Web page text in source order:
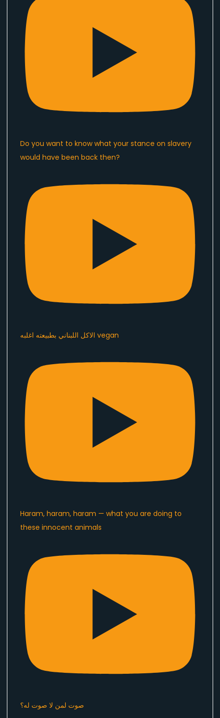
Do you want to know what your stance on slavery
would have been back then?
الاكل اللبناني بطبيعته اغلبه vegan
Haram, haram, haram — what you are doing to
these innocent animals
صوت لمن لا صوت له؟